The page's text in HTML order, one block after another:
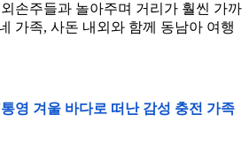
손주들과 놀아주며 거리가 훨씬 가까
가족, 사돈 내외와 함께 동남아 여행
영 겨울 바다로 떠난 감성 충전 가족